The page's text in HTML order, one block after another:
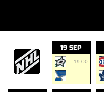
19 SEP
19:00